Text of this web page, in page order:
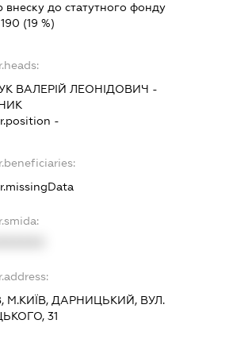
внеску до статутного фонду
190 (19 %)
ВАЛЕРІЙ ЛЕОНІДОВИЧ -
-
М.КИЇВ, ДАРНИЦЬКИЙ, ВУЛ.
31